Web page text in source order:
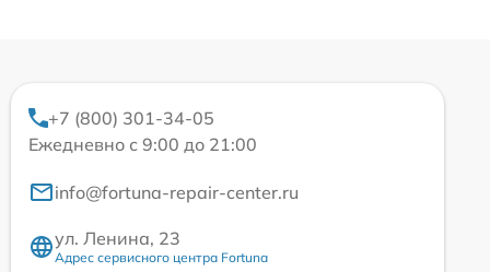
+7 (800) 301-34-05
Ежедневно с 9:00 до 21:00
info@fortuna-repair-center.ru
ул. Ленина, 23
Адрес сервисного центра Fortuna